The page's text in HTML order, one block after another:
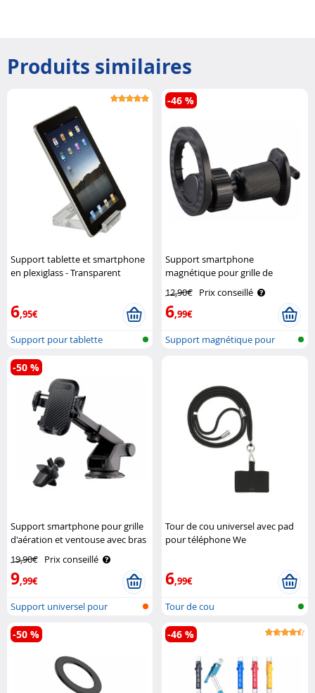
Produits similaires
Support tablette et smartphone
en plexiglass - Transparent
6,95€
Support pour tablette
Support smartphone
magnétique pour grille de
12,90€ Prix conseillé
6,99€
-46 %
Support magnétique pour
Support smartphone pour grille
d'aération et ventouse avec bras
19,90€ Prix conseillé
9,99€
-50 %
Support universel pour
téléphone po..
Tour de cou universel avec pad
pour téléphone We
6,99€
Tour de cou
-50 % -46 %